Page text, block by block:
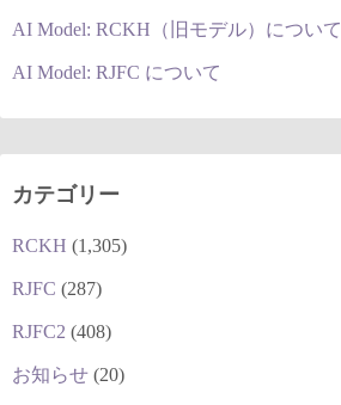
AI Model: RCKH（旧モデル）について
AI Model: RJFC について
カテゴリー
RCKH (1,305)
RJFC (287)
RJFC2 (408)
お知らせ (20)